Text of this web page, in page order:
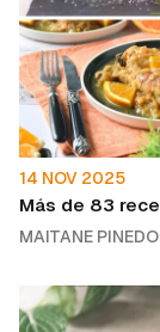
14 NOV 2025
Más de 83
MAITANE PINEDO